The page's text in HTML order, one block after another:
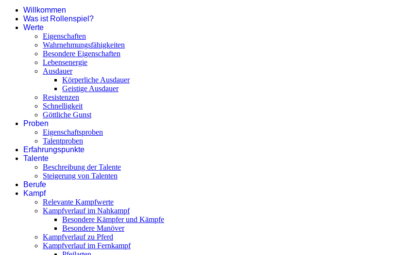
Willkommen
Was ist Rollenspiel?
Werte
Eigenschaften
Wahrnehmungsfähigkeiten
Besondere Eigenschaften
Lebensenergie
Ausdauer
Körperliche Ausdauer
Geistige Ausdauer
Resistenzen
Schnelligkeit
Göttliche Gunst
Proben
Eigenschaftsproben
Talentproben
Erfahrungspunkte
Talente
Beschreibung der Talente
Steigerung von Talenten
Berufe
Kampf
Relevante Kampfwerte
Kampfverlauf im Nahkampf
Besondere Kämpfer und Kämpfe
Besondere Manöver
Kampfverlauf zu Pferd
Kampfverlauf im Fernkampf